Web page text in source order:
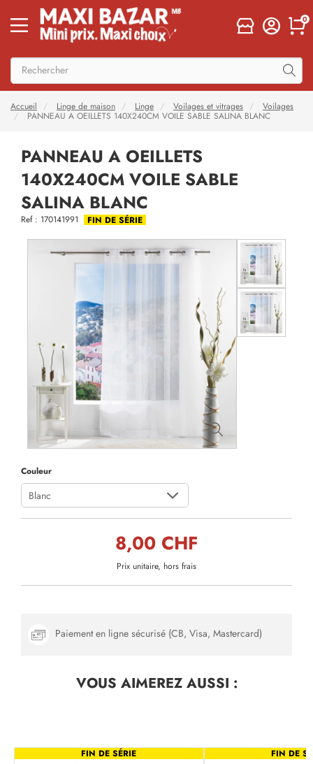
0
Accueil Linge de maison Linge Voilages et vitrages
Voilages
PANNEAU A OEILLETS 140X240CM VOILE SABLE SALINA BLANC
PANNEAU A OEILLETS
140X240CM VOILE SABLE
SALINA BLANC
Ref : 170141991 FIN DE SÉRIE
Couleur
Blanc
8,00 CHF
Prix unitaire, hors frais
Paiement en ligne sécurisé (CB, Visa, Mastercard)
VOUS AIMEREZAUSSI :
FIN DE SÉRIE FIN DE